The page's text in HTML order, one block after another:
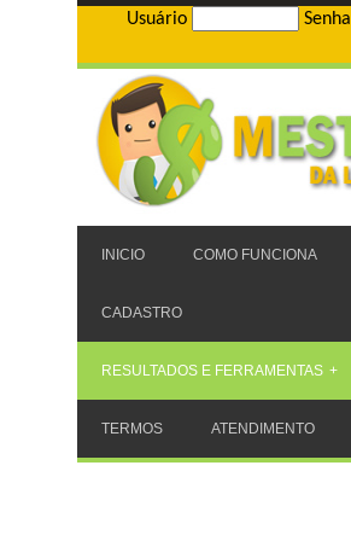
Usuário Senha
INICIO COMO FUNCIONA
CADASTRO
RESULTADOS E FERRAMENTAS
TERMOS ATENDIMENTO